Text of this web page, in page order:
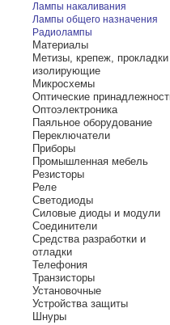
Лампы накаливания
Лампы общего назначения
Радиолампы
Материалы
Метизы, крепеж, прокладки
изолирующие
Микросхемы
Оптические
Оптоэлектроника
Паяльное оборудование
Переключатели
Приборы
Промышленная мебель
Резисторы
Реле
Светодиоды
Силовые диоды и модули
Соединители
Средства разработки и
отладки
Телефония
Транзисторы
Установочные
Устройства защиты
Шнуры